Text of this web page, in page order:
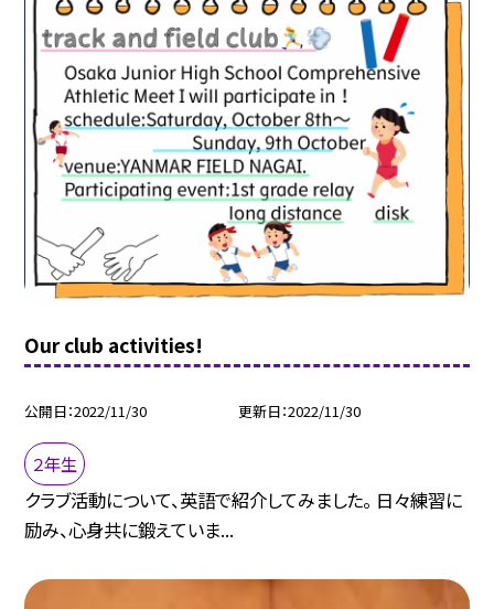
Our club activities!
公開日 2022/11/30 更新日 2022/11/30
２年生
クラブ活動について、英語で紹介してみました。 日々練習に
励み、心身共に鍛えていま...